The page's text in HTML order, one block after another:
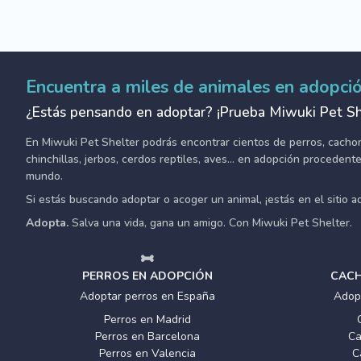
Encuentra a miles de animales en
¿Estás pensando en adoptar? ¡Prueba Miwuki Pet
En Miwuki Pet Shelter podrás encontrar cientos de perros,
chinchillas, jerbos, cerdos reptiles, aves... en adopción
mundo.
Si estás buscando adoptar o acoger un animal, ¡estás en el sitio
Adopta. Salva una vida, gana un amigo. Con Miwuki Pet Shelter.
PERROS EN ADOPCIÓN
Adoptar perros en España
Perros en Madrid
Perros en Barcelona
Perros en Valencia